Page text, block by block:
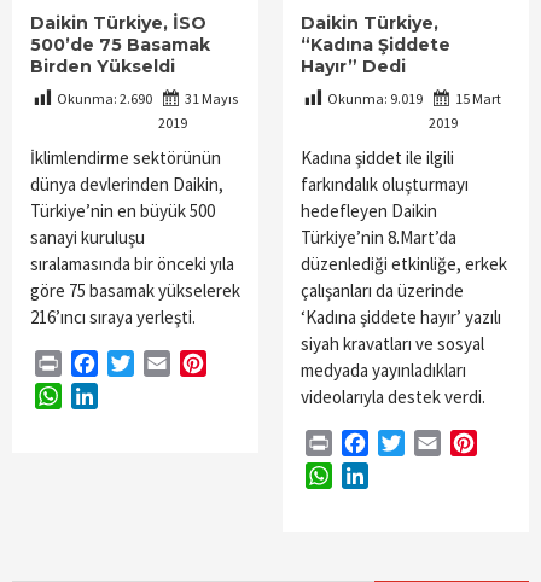
Daikin Türkiye, İSO
500’de 75 Basamak
Birden Yükseldi
Okunma: 2.690
31 Mayıs
2019
İklimlendirme sektörünün
dünya devlerinden Daikin,
Türkiye’nin en büyük 500
sanayi kuruluşu
sıralamasında bir önceki yıla
göre 75 basamak yükselerek
216’ıncı sıraya yerleşti.
Print FacebookTwitterEmail
WhatsApp
Daikin Türkiye,
“Kadına Şiddete
Hayır” Dedi
Okunma: 9.019
15 Mart
2019
Kadına şiddet ile ilgili
farkındalık oluşturmayı
hedefleyen Daikin
Türkiye’nin 8.Mart’da
düzenlediği etkinliğe, erkek
çalışanları da üzerinde
‘Kadına şiddete hayır’ yazılı
siyah kravatları ve sosyal
medyada yayınladıkları
videolarıyla destek verdi.
Print FacebookTwitterEmail
WhatsApp